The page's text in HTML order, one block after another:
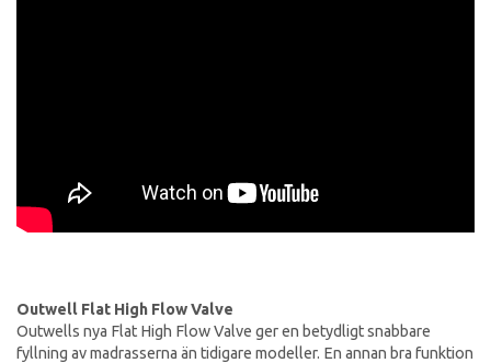
Outwell Flat High Flow Valve
Outwells nya Flat High Flow Valve ger en betydligt snabbare
fyllning av madrasserna än tidigare modeller. En annan bra funktion